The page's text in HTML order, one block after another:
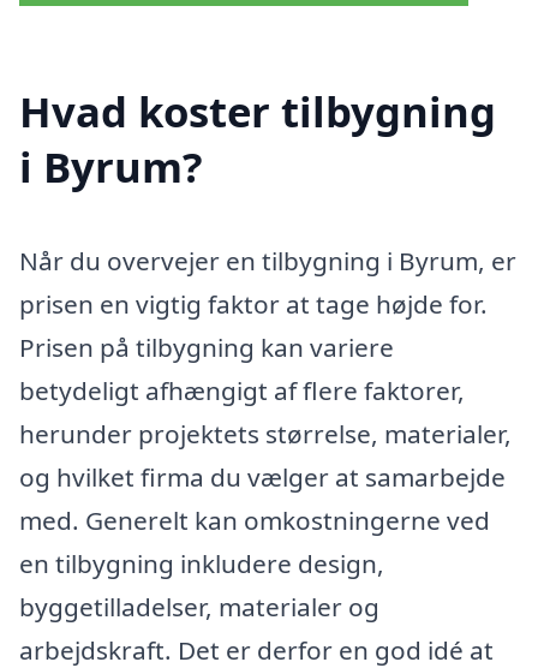
Hvad koster tilbygning
i Byrum?
Når du overvejer en tilbygning i Byrum, er
prisen en vigtig faktor at tage højde for.
Prisen på tilbygning kan variere
betydeligt afhængigt af flere faktorer,
herunder projektets størrelse, materialer,
og hvilket firma du vælger at samarbejde
med. Generelt kan omkostningerne ved
en tilbygning inkludere design,
byggetilladelser, materialer og
arbejdskraft. Det er derfor en god idé at